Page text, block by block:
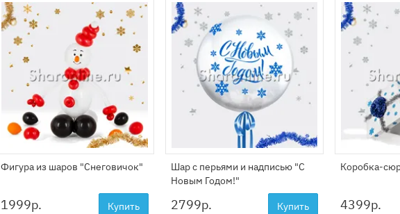
Фигура из шаров "Снеговичок"
1999р. Купить
Шар с перьями и надписью "С
Новым Годом!"
2799р. Купить
Коробка-
4399р.